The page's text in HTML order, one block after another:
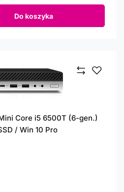
Do koszyka
Core i5 6500T (6-gen.)
/ Win 10 Pro